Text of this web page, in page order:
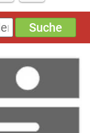
Suche